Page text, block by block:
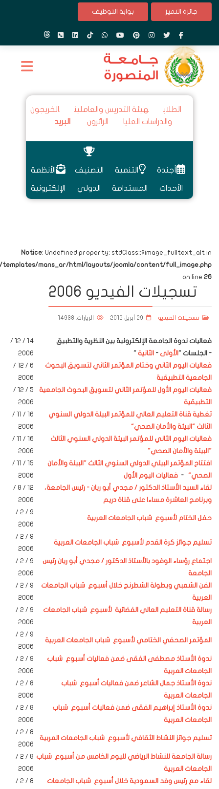
جائزة التميز بوابة التوظيف
الطلاب هيئة التدريس والعاملين
الخريجون
والدراسات العليا
الزائرون البريد
أجندة
الأحداث
التنمية
المستدامة
التصنيف
الدولي
الأنظمة
الإلكترونية
Notice: Undefined property: stdClass::$image_fulltext_alt in
mans_ar/html/layouts/joomla/content/full_image.php
on line 26
تسجيلات الفيديو 2006
تسجيلات الفيديو 29 أبريل 2012 الزيارات: 14938
فعاليات ندوة الجامعة الإلكترونية بين النظرية والتطبيق
- الجلسات " الأولى - الثانية "
14 /
12
/
2006
فعاليات اليوم الثاني وختام المؤتمر الثاني لتسويق البحوث
الجامعية التطبيقية
6
/
12
/
2006
فعاليات اليوم الأول للمؤتمر الثاني لتسويق البحوث الجامعية
التطبيقية
5
/
12
/
2006
تغطية قناة التعليم العالي للمؤتمر البيئة الدولي السنوي
الثالث "البيئة والأمان الصحي"
16 / 11 /
2006
فعاليات اليوم الثاني للمؤتمر البيئة الدولي السنوي الثالث
"البيئة والأمان الصحي"
16 / 11 /
2006
افتتاح المؤتمر البيئي الدولي السنوي الثالث "البيئة والأمان
الصحي" - فعاليات اليوم الأول
15 / 11 /
2006
لقاء السيد الأستاذ الدكتور / مجدي أبو ريان - رئيس الجامعة،
وبرنامج العاشرة مساءا على قناة دريم
12 / 8 /
2006
حفل الختام لأسبوع شباب الجامعات العربية
9
/ 2 /
2006
تسليم جوائز كرة القدم لأسبوع شباب الجامعات العربية
9
/ 2 /
2006
اجتماع رؤساء الوفود بالأستاذ الدكتور / مجدي أبو ريان رئيس
الجامعة
9
/ 2 /
2006
الفن الشعبي وبطولة الشطرنج خلال أسبوع شباب الجامعات
العربية
9
/ 2 /
2006
رسالة قناة التعليم العالي الفضائية لأسبوع شباب الجامعات
العربية
9 / 2 /
2006
المؤتمر الصحفي الختامي لأسبوع شباب الجامعات العربية
9 / 2 /
2006
ندوة الأستاذ مصطفى الفقى ضمن فعاليات أسبوع شباب
الجامعات العربية
9 / 2 /
2006
ندوة الأستاذ جمال الشاعر ضمن فعاليات أسبوع شباب
الجامعات العربية
8
/ 2 /
2006
ندوة الأستاذ إبراهيم الفقى ضمن فعاليات أسبوع شباب
الجامعات العربية
8
/ 2 /
2006
تسليم جوائز النشاط الثقافي لأسبوع شباب الجامعات العربية
8
/ 2 /
2006
رسالة الجامعة للنشاط الرياضي لليوم الخامس من أسبوع شباب
الجامعات العربية
8
/ 2 /
2006
لقاء مع رئيس وفد السعودية خلال أسبوع شباب الجامعات
8
/ 2 /